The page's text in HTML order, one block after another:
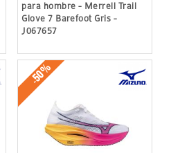
para hombre - Merrell Trail
Glove 7 Barefoot Gris -
J067657
-50%